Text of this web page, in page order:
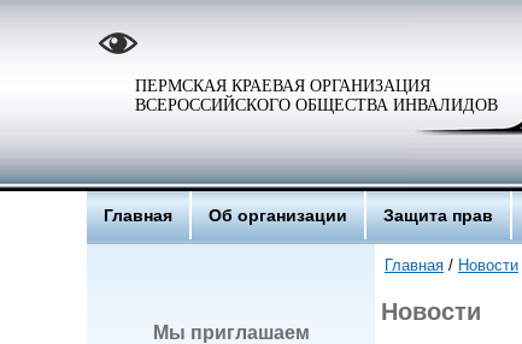
ПЕРМСКАЯ КРАЕВАЯ ОРГАНИЗАЦИЯ
ВСЕРОССИЙСКОГО ОБЩЕСТВА ИНВАЛИДОВ
Главная Об организации Защита прав
Мы приглашаем
Главная / Новости
Новости